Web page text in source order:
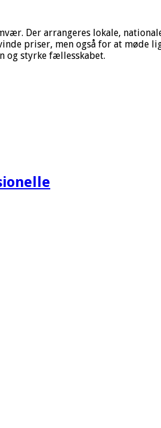
Der arrangeres lokale,
priser, men også for at
og styrke fællesskabet.